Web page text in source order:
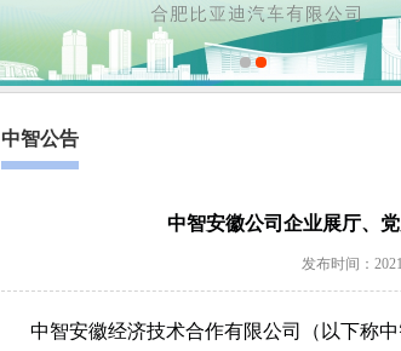
中智公告
中智安徽公司企业展厅、
发布时间：
中智安徽经济技术合作有限公司（以下称